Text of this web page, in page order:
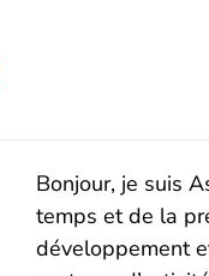
Bonjour, je suis
temps et de la
développement